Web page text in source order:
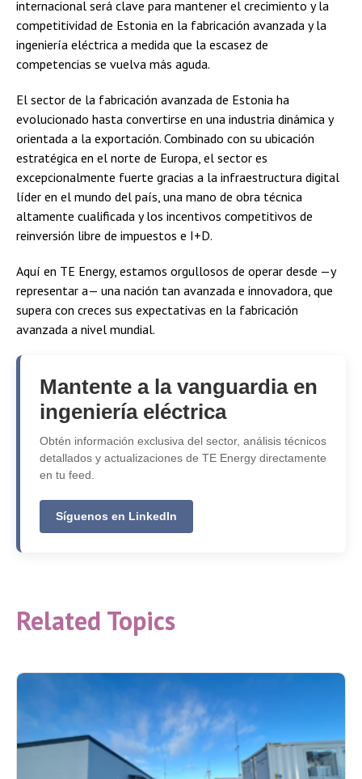
internacional será clave para mantener el crecimiento y la
competitividad de Estonia en la fabricación avanzada y la
ingeniería eléctrica a medida que la escasez de
competencias se vuelva más aguda.
El sector de la fabricación avanzada de Estonia ha
evolucionado hasta convertirse en una industria dinámica y
orientada a la exportación. Combinado con su ubicación
estratégica en el norte de Europa, el sector es
excepcionalmente fuerte gracias a la infraestructura digital
líder en el mundo del país, una mano de obra técnica
altamente cualificada y los incentivos competitivos de
reinversión libre de impuestos e I+D.
Aquí en TE Energy, estamos orgullosos de operar desde —y
representar a— una nación tan avanzada e innovadora, que
supera con creces sus expectativas en la fabricación
avanzada a nivel mundial.
Mantente a la vanguardia en
ingeniería eléctrica
Obtén información exclusiva del sector, análisis técnicos
detallados y actualizaciones de TE Energy directamente
en tu feed.
Síguenos en LinkedIn
Related Topics